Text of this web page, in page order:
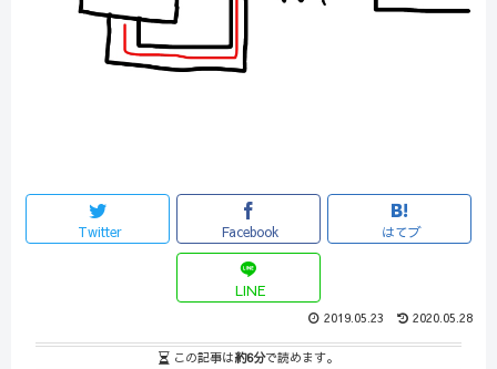
Twitter Facebook はてブ
LINE
2020.05.28
2019.05.23
この記事は約6分で読めます。